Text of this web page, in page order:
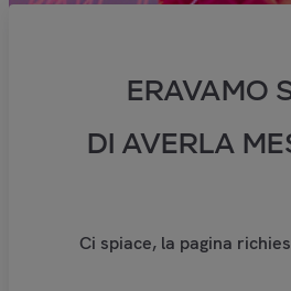
ERAVAMO
DI AVERLA
Ci spiace, la pagina